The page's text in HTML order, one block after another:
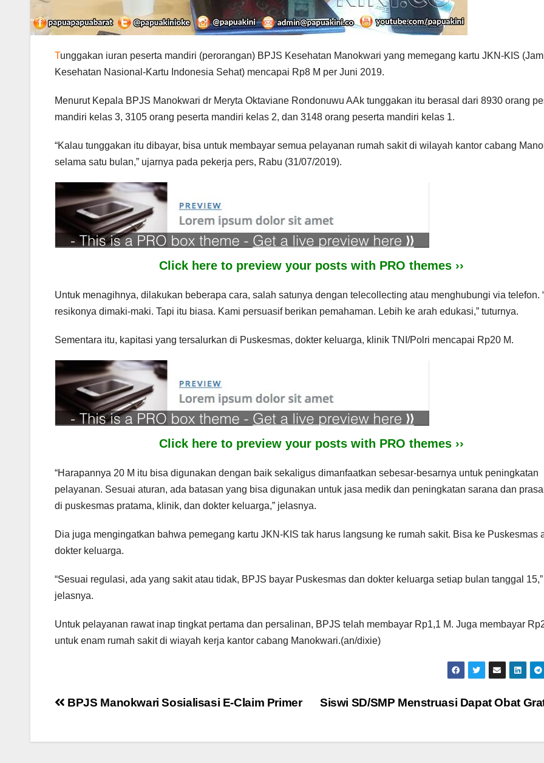
Tunggakan iuran peserta mandiri (perorangan) BPJS Kesehatan Manokwari yang memegang kartu JKN-KIS
Kesehatan Nasional-Kartu Indonesia Sehat) mencapai Rp8 M per Juni 2019.
Menurut Kepala BPJS Manokwari dr Meryta Oktaviane Rondonuwu AAk tunggakan itu berasal dari 8930 orang
mandiri kelas 3, 3105 orang peserta mandiri kelas 2, dan 3148 orang peserta mandiri kelas 1.
“Kalau tunggakan itu dibayar, bisa untuk membayar semua pelayanan rumah sakit di wilayah kantor cabang
selama satu bulan,” ujarnya pada pekerja pers, Rabu (31/07/2019).
Click here to preview your posts with PRO themes ››
Untuk menagihnya, dilakukan beberapa cara, salah satunya dengan telecollecting atau menghubungi via telefon.
resikonya dimaki-maki. Tapi itu biasa. Kami persuasif berikan pemahaman. Lebih ke arah edukasi,” tuturnya.
Sementara itu, kapitasi yang tersalurkan di Puskesmas, dokter keluarga, klinik TNI/Polri mencapai Rp20 M.
Click here to preview your posts with PRO themes ››
“Harapannya 20 M itu bisa digunakan dengan baik sekaligus dimanfaatkan sebesar-besarnya untuk peningkatan
pelayanan. Sesuai aturan, ada batasan yang bisa digunakan untuk jasa medik dan peningkatan sarana dan
di puskesmas pratama, klinik, dan dokter keluarga,” jelasnya.
Dia juga mengingatkan bahwa pemegang kartu JKN-KIS tak harus langsung ke rumah sakit. Bisa ke Puskesmas
dokter keluarga.
“Sesuai regulasi, ada yang sakit atau tidak, BPJS bayar Puskesmas dan dokter keluarga setiap bulan tanggal 15,”
jelasnya.
Untuk pelayanan rawat inap tingkat pertama dan persalinan, BPJS telah membayar Rp1,1 M. Juga membayar
untuk enam rumah sakit di wiayah kerja kantor cabang Manokwari.(an/dixie)
Post
Siswi SD/SMP Menstruasi Dapat Obat
BPJS Manokwari Sosialisasi E-Claim Primer